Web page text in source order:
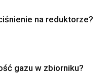
na reduktorze?
gazu w zbiorniku?